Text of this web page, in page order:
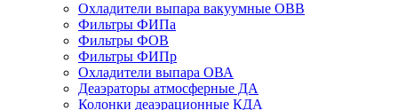
Охладители выпара вакуумные ОВВ
Фильтры ФИПа
Фильтры ФОВ
Фильтры ФИПр
Охладители выпара ОВА
Деаэраторы атмосферные ДА
Колонки деаэрационные КДА